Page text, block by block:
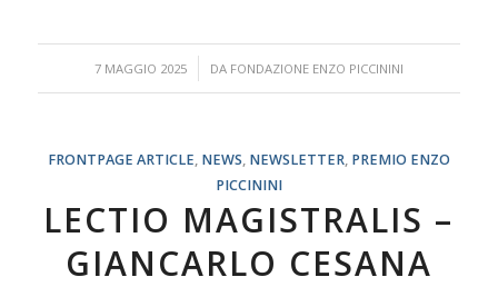
7 MAGGIO 2025
/ DA FONDAZIONE ENZO PICCININI
FRONTPAGE ARTICLE, NEWS, NEWSLETTER, PREMIO ENZO
PICCININI
LECTIO MAGISTRALIS –
GIANCARLO CESANA